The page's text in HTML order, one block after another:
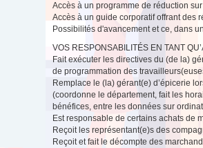
Accès à un programme de réduction
Accès à un guide corporatif offrant des
Possibilités d'avancement et ce, dans
VOS RESPONSABILITÉS EN TANT
Fait exécuter les directives du (de la)
de programmation des
Remplace le (la) gérant(e) d’épicerie
(coordonne le département, fait les
bénéfices, entre les données sur
Est responsable de certains achats de
Reçoit les représentant(e)s des
Reçoit et fait le décompte des